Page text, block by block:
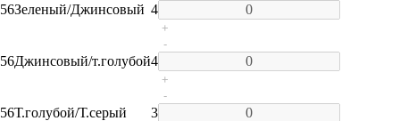
56Зеленый/Джинсовый 4
+
56Джинсовый/т.голубой4
-
+
56Т.голубой/Т.серый 3
-